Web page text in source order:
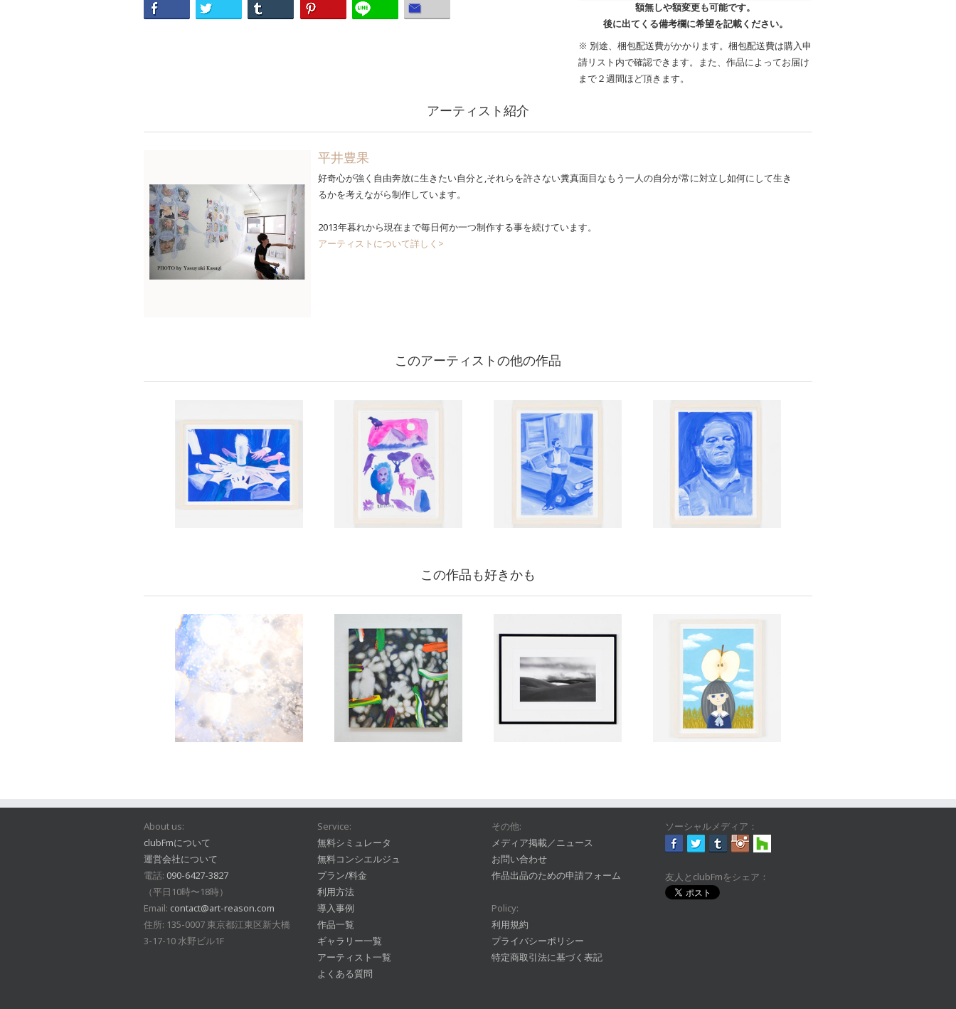
額無しや額変更も可能です。
後に出てくる備考欄に希望を記載ください。
※ 別途、梱包配送費がかかります。梱包配送費は購入申
請リスト内で確認できます。また、作品によってお届け
まで２週間ほど頂きます。
アーティスト紹介
平井豊果
好奇心が強く自由奔放に生きたい自分と,それらを許さない糞真面目なもう一人の自分が常に対立し如何にして生き
るかを考えながら制作しています。
2013年暮れから現在まで毎日何か一つ制作する事を続けています。
アーティストについて詳しく>
このアーティストの他の作品
この作品も好きかも
About us:
clubFmについて
運営会社について
電話: 090-6427-3827
（平日10時〜18時）
Email: contact@art-reason.com
住所: 135-0007 東京都江東区新大橋
3-17-10 水野ビル1F
Service:
無料シミュレータ
無料コンシエルジュ
プラン/料金
利用方法
導入事例
作品一覧
ギャラリー一覧
アーティスト一覧
よくある質問
その他:
メディア掲載／ニュース
お問い合わせ
作品出品のための申請フォーム
Policy:
利用規約
プライバシーポリシー
特定商取引法に基づく表記
ソーシャルメディア：
友人とclubFmをシェア：